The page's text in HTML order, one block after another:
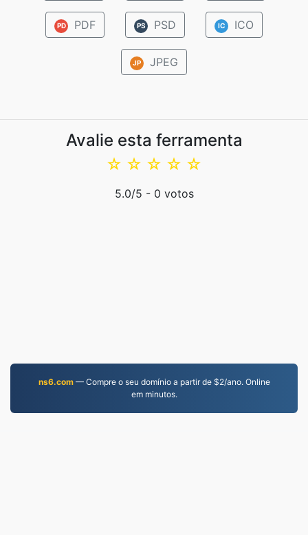
PD PDF PS PSD IC ICO
JP JPEG
Avalie esta ferramenta
☆
☆
☆
☆
☆
5.0/5 - 0 votos
ns6.com— Compre o seu domínio a partir de $2/ano. Online
em minutos.